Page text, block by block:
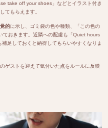
take off your shoes」などとイラスト付き
てもらえます。
的に示し、ゴミ袋の色や種類、「この色の
ておきます。近隣への配慮も「Quiet hours
足しておくと納得してもらいやすくなりま
ゲストを迎えて気付いた点をルールに反映